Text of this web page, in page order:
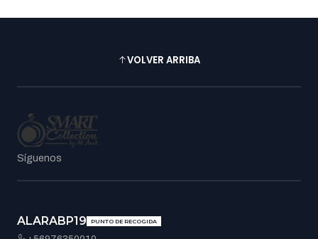
VOLVER ARRIBA
Síguenos
ALARABP19 PUNTO DE RECOGIDA